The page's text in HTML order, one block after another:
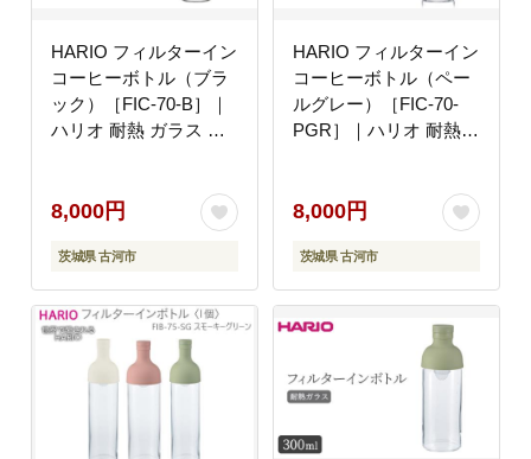
HARIO フィルターイン
コーヒーボトル（ブラ
ック）［FIC-70-B］｜
ハリオ 耐熱 ガラス 食
日本製 おしゃれ かわい
い 水出し アイスコーヒ
ー フィルター 水筒 ボ
トル 持ち運び_BE77
8,000円
茨城県 古河市
HARIO フィルターイン
コーヒーボトル（ペー
ルグレー）［FIC-70-
PGR］｜ハリオ 耐熱
ッチン用品 日本製 おし
ゃれ かわいい 水出し
アイスコーヒー フィル
ター 水筒 ボトル 持ち
8,000円
茨城県 古河市